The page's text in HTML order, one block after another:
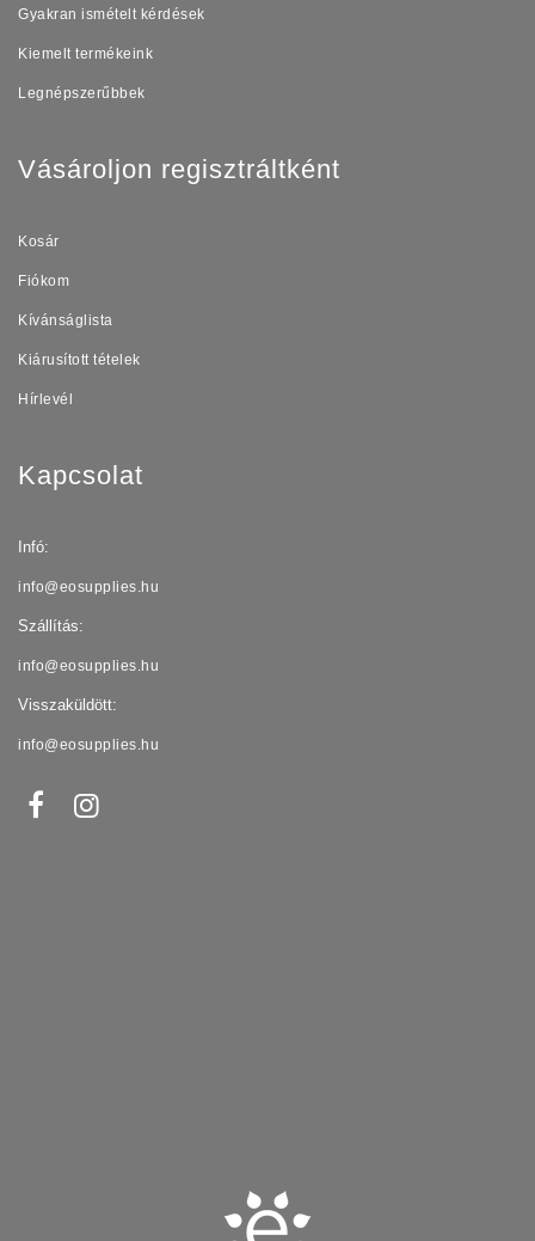
Gyakran ismételt kérdések
Kiemelt termékeink
Legnépszerűbbek
Vásároljon regisztráltként
Kosár
Fiókom
Kívánságlista
Kiárusított tételek
Hírlevél
Kapcsolat
Infó:
info@eosupplies.hu
Szállítás:
info@eosupplies.hu
Visszaküldött:
info@eosupplies.hu